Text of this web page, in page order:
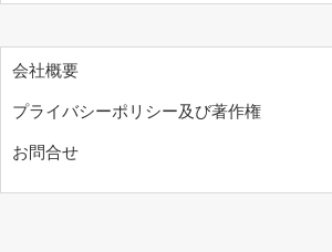
会社概要
プライバシーポリシー及び著作権
お問合せ